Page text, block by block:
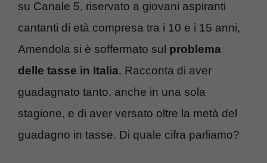
su Canale 5, riservato a giovani aspiranti
cantanti di età compresa tra i 10 e i 15 anni,
Amendola si è soffermato sul problema
delle tasse in Italia. Racconta di aver
guadagnato tanto, anche in una sola
stagione, e di aver versato oltre la metà del
guadagno in tasse. Di quale cifra parliamo?